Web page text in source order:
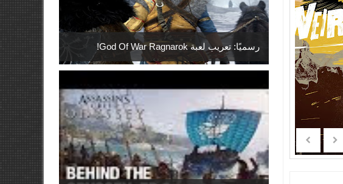
رسميًا: تعريب لعبة God Of War Ragnarok!